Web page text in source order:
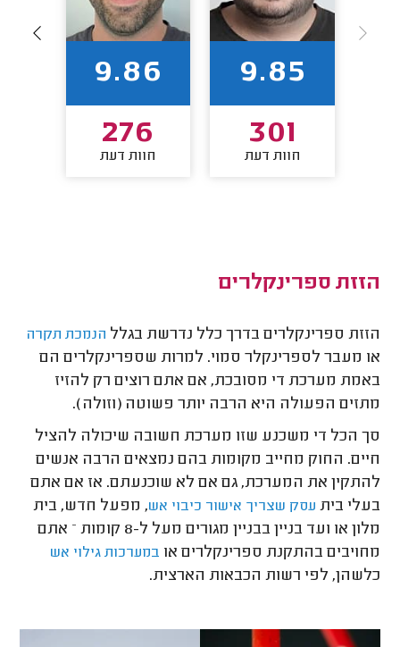
9.85
301
חוות דעת
9.86
276
חוות דעת
הזזת ספרינקלרים
הזזת ספרינקלרים בדרך כלל נדרשת בגלל הנמכת תקרה
או מעבר לספרינקלר סמוי. למרות שספרינקלרים הם
באמת מערכת די מסובכת, אם אתם רוצים רק להזיז
מתזים הפעולה היא הרבה יותר פשוטה (וזולה).
סך הכל די משכנע שזו מערכת חשובה שיכולה להציל
חיים. החוק מחייב מקומות בהם נמצאים הרבה אנשים
להתקין את המערכת, גם אם לא שוכנעתם. אז אם אתם
בעלי בית עסק שצריך אישור כיבוי אש, מפעל חדש, בית
מלון או ועד בניין בבניין מגורים מעל ל-8 קומות – אתם
מחויבים בהתקנת ספרינקלרים או במערכות גילוי אש
כלשהן, לפי רשות הכבאות הארצית.